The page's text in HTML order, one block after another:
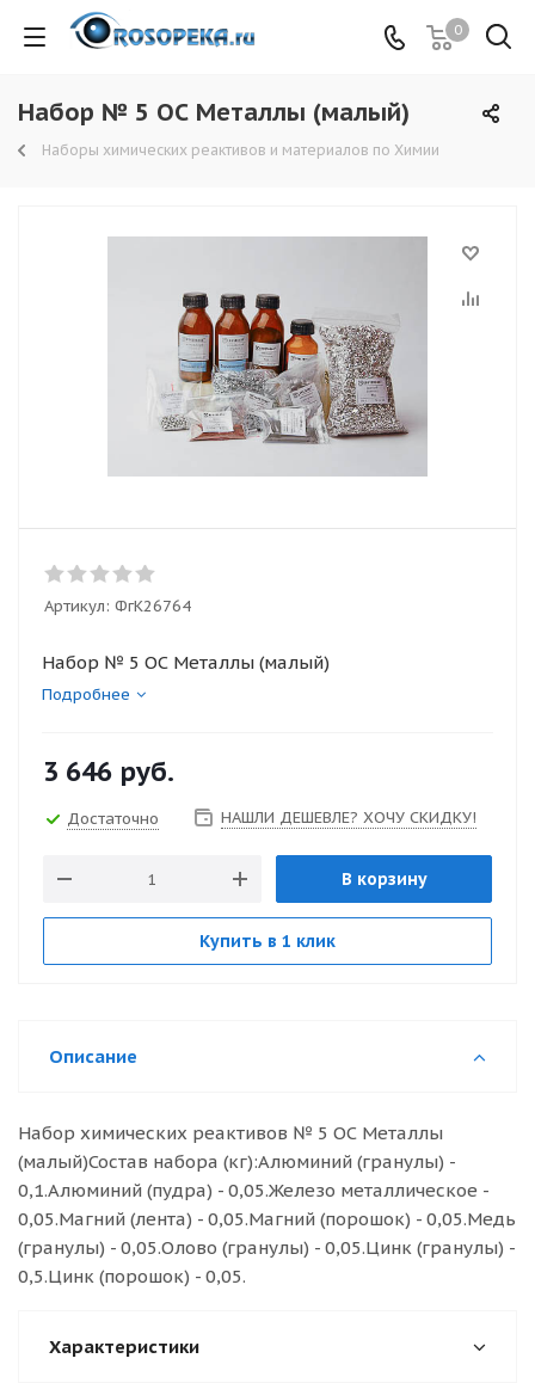
0
Набор № 5 ОС Металлы (малый)
Наборы химических реактивов и материалов по Химии
Артикул: ФгК26764
Набор № 5 ОС Металлы (малый)
Подробнее
3 646 руб.
Достаточно НАШЛИ ДЕШЕВЛЕ? ХОЧУ СКИДКУ!
В корзину
Купить в 1 клик
Описание
Набор химических реaктивов № 5 ОС Металлы
(малый)Состав набора (кг):Алюминий (гранулы) -
0,1.Алюминий (пудра) - 0,05.Железо металлическое -
0,05.Магний (лента) - 0,05.Магний (порошок) - 0,05.Медь
(гранулы) - 0,05.Олово (гранулы) - 0,05.Цинк (гранулы) -
0,5.Цинк (порошок) - 0,05.
Характеристики